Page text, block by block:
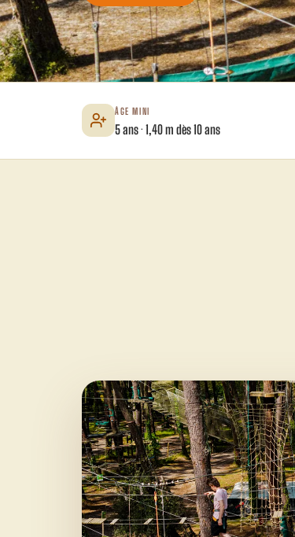
ÂGE MINI
5 ans · 1,40 m dès 10 ans